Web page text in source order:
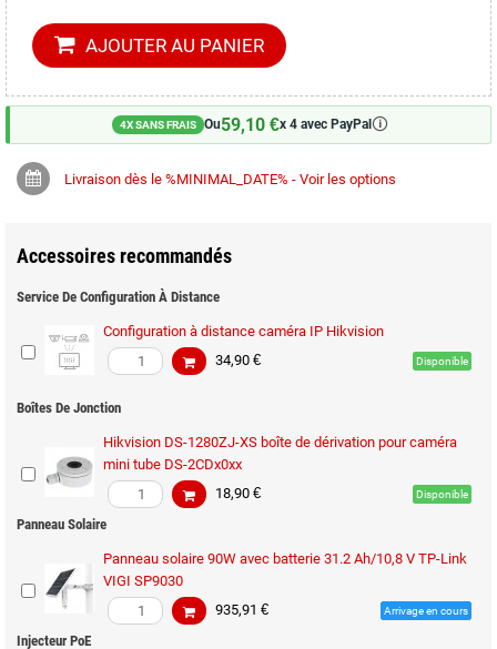
AJOUTER AU PANIER
4X SANS FRAIS Ou59,10 €x 4 avec PayPal 🛈
Livraison dès le %MINIMAL_DATE% - Voir les options
Accessoires recommandés
Service De Configuration À Distance
Configuration à distance caméra IP Hikvision
34,90 €
Disponible
Boîtes De Jonction
Hikvision DS-1280ZJ-XS boîte de dérivation pour caméra
mini tube DS-2CDx0xx
18,90 €
Disponible
Panneau Solaire
Panneau solaire 90W avec batterie 31.2 Ah/10,8 V TP-Link
VIGI SP9030
935,91 €
Arrivage en cours
Injecteur PoE